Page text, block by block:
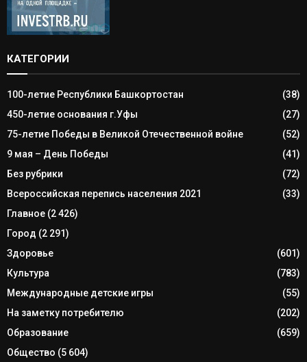
КАТЕГОРИИ
100-летие Республики Башкортостан
(38)
450-летие основания г.Уфы
(27)
75-летие Победы в Великой Отечественной войне
(52)
9 мая – День Победы
(41)
Без рубрики
(72)
Всероссийская перепись населения 2021
(33)
Главное (2 426)
Город (2 291)
Здоровье
(601)
Культура
(783)
Международные детские игры
(55)
На заметку потребителю
(202)
Образование
(659)
Общество (5 604)